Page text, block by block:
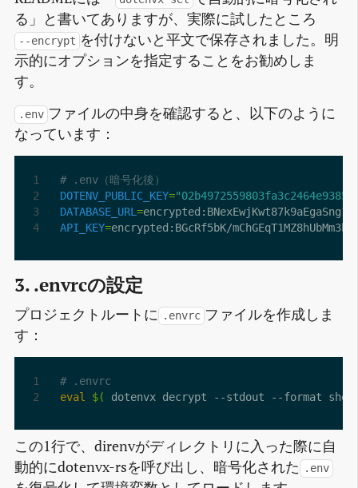
る」と書いてありますが、実際に試したところ
--encrypt を付けないと平文で保存されました。明
示的にオプションを指定することをお勧めしま
す。
.env ファイルの中身を確認すると、以下のように
なっています：
4
# .env（暗号化後）
DOTENV_PUBLIC_KEY=
DATABASE_URL =
API_KEY=
3. .envrcの設定
プロジェクトルートに .envrc ファイルを作成しま
す：
1
# .envrc
eval
$( dotenvx decrypt --stdout --format
この1行で、direnvがディレクトリに入った際に自
動的にdotenvx-rsを呼び出し、暗号化された
.env